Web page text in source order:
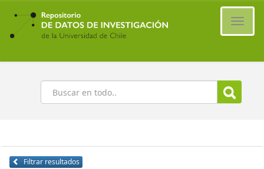
Ir
contenido
principal
Buscar
Filtrar resultados